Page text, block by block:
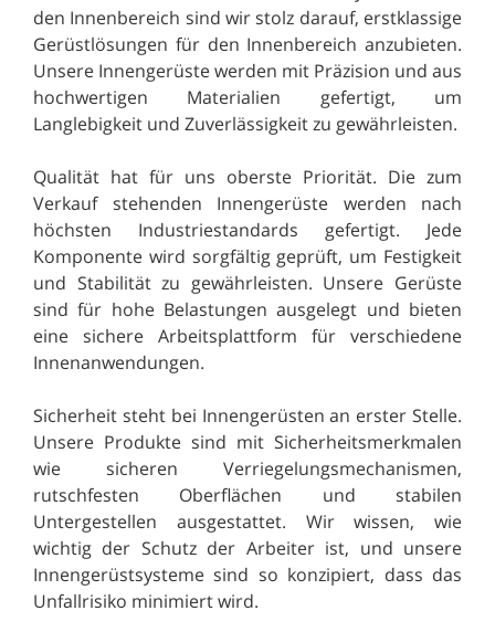
den Innenbereich sind wir stolz darauf, erstklassige
Gerüstlösungen für den Innenbereich anzubieten.
Unsere Innengerüste werden mit Präzision und aus
hochwertigen Materialien gefertigt, um
Langlebigkeit und Zuverlässigkeit zu gewährleisten.
Qualität hat für uns oberste Priorität. Die zum
Verkauf stehenden Innengerüste werden nach
höchsten Industriestandards gefertigt. Jede
Komponente wird sorgfältig geprüft, um Festigkeit
und Stabilität zu gewährleisten. Unsere Gerüste
sind für hohe Belastungen ausgelegt und bieten
eine sichere Arbeitsplattform für verschiedene
Innenanwendungen.
Sicherheit steht bei Innengerüsten an erster Stelle.
Unsere Produkte sind mit Sicherheitsmerkmalen
wie sicheren Verriegelungsmechanismen,
rutschfesten Oberflächen und stabilen
Untergestellen ausgestattet. Wir wissen, wie
wichtig der Schutz der Arbeiter ist, und unsere
Innengerüstsysteme sind so konzipiert, dass das
Unfallrisiko minimiert wird.